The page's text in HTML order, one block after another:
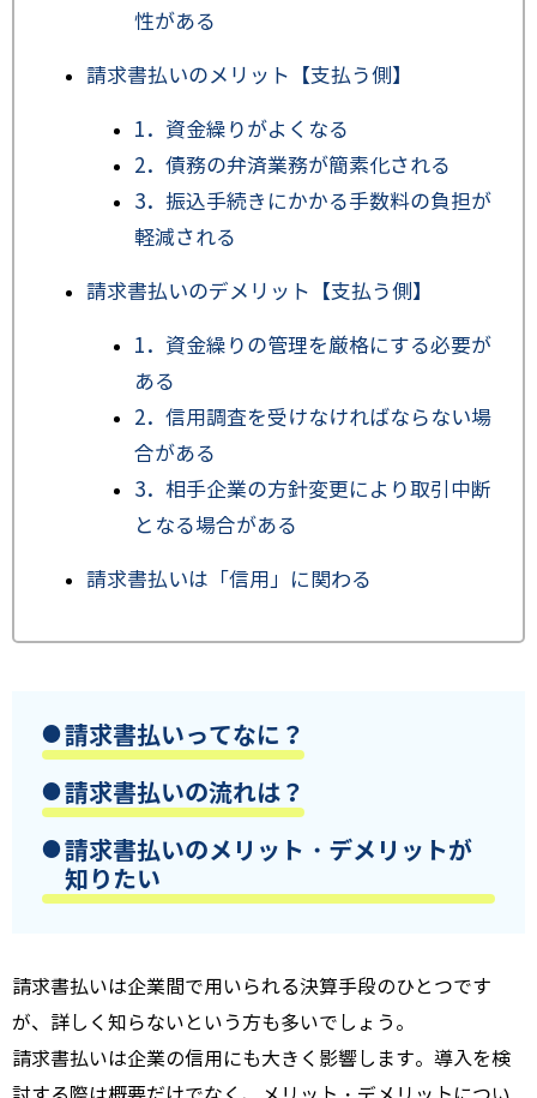
性がある
請求書払いのメリット【支払う側】
1．資金繰りがよくなる
2．債務の弁済業務が簡素化される
3．振込手続きにかかる手数料の負担が
軽減される
請求書払いのデメリット【支払う側】
1．資金繰りの管理を厳格にする必要が
ある
2．信用調査を受けなければならない場
合がある
3．相手企業の方針変更により取引中断
となる場合がある
請求書払いは「信用」に関わる
請求書払いってなに？
請求書払いの流れは？
請求書払いのメリット・デメリットが
知りたい
請求書払いは企業間で用いられる決算手段のひとつです
が、詳しく知らないという方も多いでしょう。
請求書払いは企業の信用にも大きく影響します。導入を検